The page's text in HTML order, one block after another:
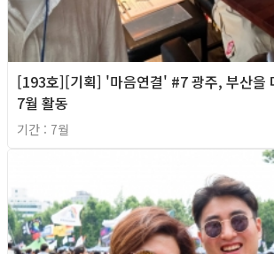
[193호][기획] '마음연결' #7 광주, 부산을
7월 활동
기간 : 7월